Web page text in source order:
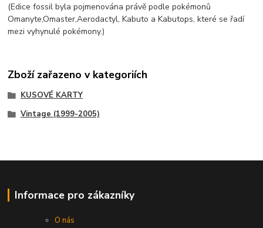
(Edice fossil byla pojmenována právě podle pokémonů
Omanyte,Omaster,Aerodactyl, Kabuto a Kabutops, které se řadí
mezi vyhynulé pokémony.)
Zboží zařazeno v kategoriích
KUSOVÉ KARTY
Vintage (1999-2005)
Informace pro zákazníky
O nás